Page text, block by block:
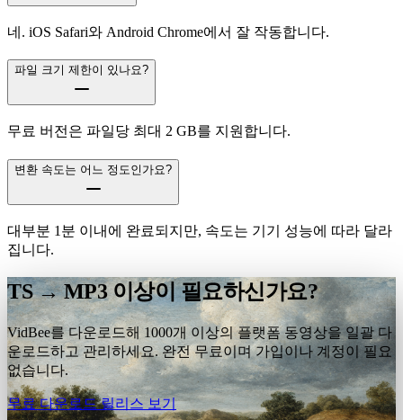
네. iOS Safari와 Android Chrome에서 잘 작동합니다.
파일 크기 제한이 있나요?
무료 버전은 파일당 최대 2 GB를 지원합니다.
변환 속도는 어느 정도인가요?
대부분 1분 이내에 완료되지만, 속도는 기기 성능에 따라 달라
집니다.
TS → MP3 이상이 필요하신가요?
VidBee를 다운로드해 1000개 이상의 플랫폼 동영상을 일괄 다
운로드하고 관리하세요. 완전 무료이며 가입이나 계정이 필요
없습니다.
무료 다운로드릴리스 보기